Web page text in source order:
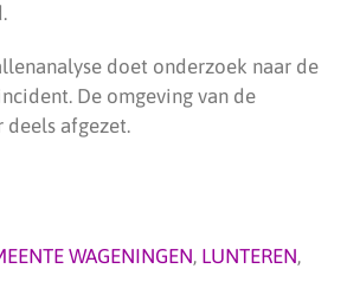
doet onderzoek naar de
De omgeving van de
deels afgezet.
WAGENINGEN, LUNTEREN,